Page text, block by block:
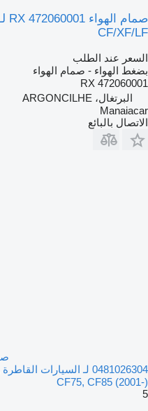
CF/XF/LF
السعر عند الطلب
بضغط الهواء - صمام الهواء
RX 472060001
البرتغال، ARGONCILHE
Manaiacar
الاتصال بالبائع
CF75, CF85 (2001-)
5